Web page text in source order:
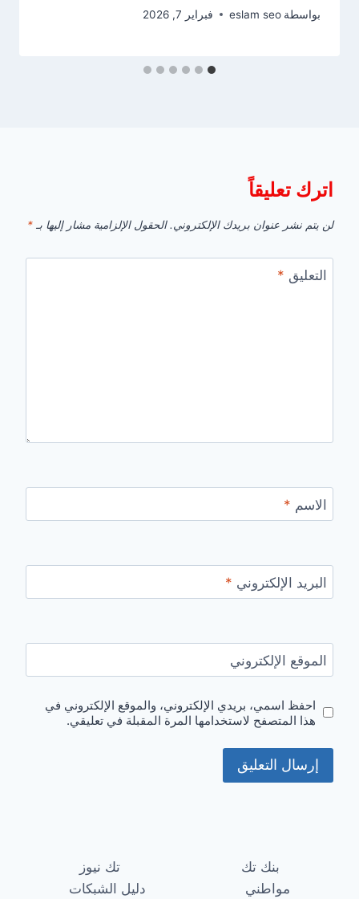
بواسطة eslam seo فبراير 7, 2026
اترك تعليقاً
لن يتم نشر عنوان بريدك الإلكتروني. الحقول الإلزامية مشار إليها بـ *
التعليق *
الاسم *
البريد الإلكتروني *
الموقع الإلكتروني
احفظ اسمي، بريدي الإلكتروني، والموقع الإلكتروني في
هذا المتصفح لاستخدامها المرة المقبلة في تعليقي.
بنك تك
تك نيوز
مواطني
دليل الشبكات